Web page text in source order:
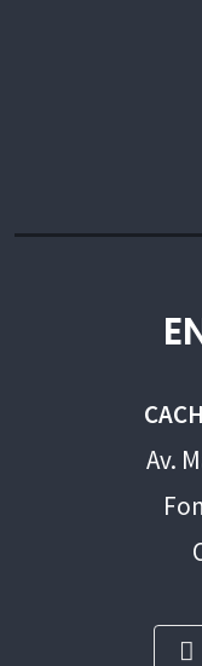
Av.